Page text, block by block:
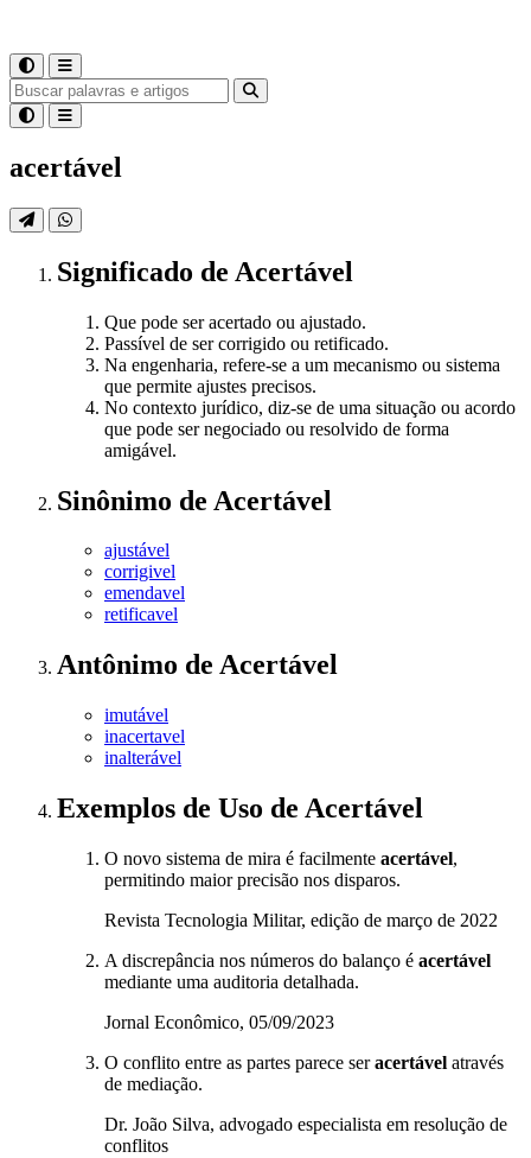
acertável
Significado de Acertável
Que pode ser acertado ou ajustado.
Passível de ser corrigido ou retificado.
Na engenharia, refere-se a um mecanismo ou sistema
que permite ajustes precisos.
No contexto jurídico, diz-se de uma situação ou acordo
que pode ser negociado ou resolvido de forma
amigável.
Sinônimo de Acertável
ajustável
corrigivel
emendavel
retificavel
Antônimo de Acertável
imutável
inacertavel
inalterável
Exemplos de Uso de Acertável
O novo sistema de mira é facilmente acertável,
permitindo maior precisão nos disparos.
Revista Tecnologia Militar, edição de março de 2022
A discrepância nos números do balanço é acertável
mediante uma auditoria detalhada.
Jornal Econômico, 05/09/2023
O conflito entre as partes parece seracertável através
de mediação.
Dr. João Silva, advogado especialista em resolução de
conflitos